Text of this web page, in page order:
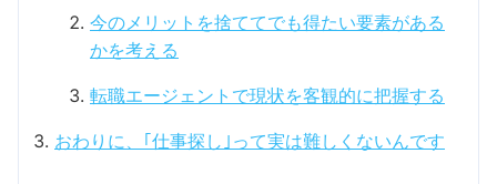
今のメリットを捨ててでも得たい要素がある
かを考える
転職エージェントで現状を客観的に把握する
おわりに、｢仕事探し｣って実は難しくないんです